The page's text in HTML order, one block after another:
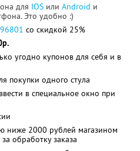
для IOS или Android и
Это удобно :)
со скидкой 25%
угодно купонов для себя и в
покупки одного стула
в специальное окно при
ниже 2000 рублей магазином
обработку заказа